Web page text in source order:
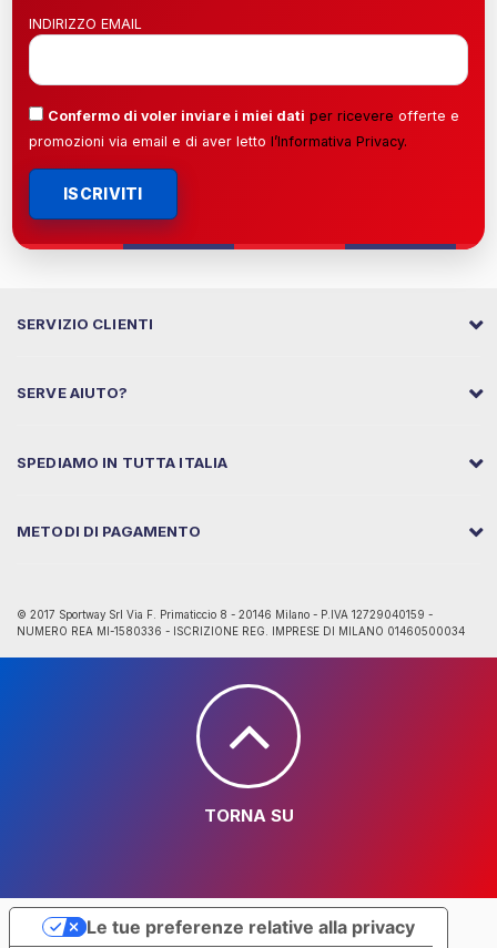
INDIRIZZO EMAIL
Confermo di voler inviare i miei dati per ricevere offerte e
promozioni via email e di aver letto l’Informativa Privacy.
ISCRIVITI
SERVIZIO CLIENTI
SERVE AIUTO?
SPEDIAMO IN TUTTA ITALIA
METODI DI PAGAMENTO
© 2017 Sportway Srl Via F. Primaticcio 8 - 20146 Milano - P.IVA 12729040159 -
NUMERO REA MI-1580336 - ISCRIZIONE REG. IMPRESE DI MILANO 01460500034
TORNA SU
Le tue preferenze relative alla privacy